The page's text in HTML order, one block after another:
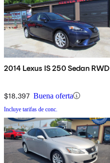
2014 Lexus IS 250 Sedan RWD
$18,397 Buena oferta
Incluye tarifas de conc.